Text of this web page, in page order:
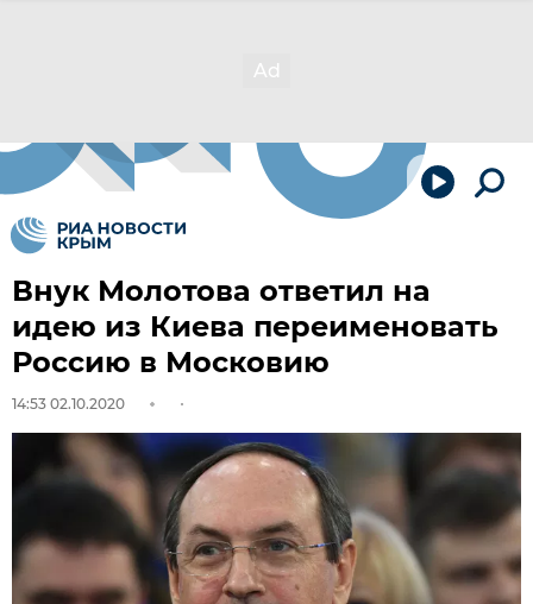
Внук Молотова ответил на
идею из Киева переименовать
Россию в Московию
14:53 02.10.2020